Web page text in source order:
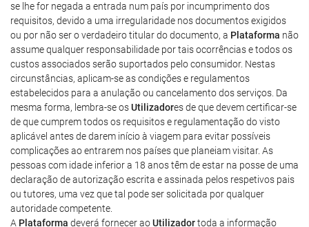
se lhe for negada a entrada num país por incumprimento dos
requisitos, devido a uma irregularidade nos documentos exigidos
ou por não ser o verdadeiro titular do documento, a Plataforma não
assume qualquer responsabilidade por tais ocorrências e todos os
custos associados serão suportados pelo consumidor. Nestas
circunstâncias, aplicam-se as condições e regulamentos
estabelecidos para a anulação ou cancelamento dos serviços. Da
mesma forma, lembra-se osUtilizadores de que devem certificar-se
de que cumprem todos os requisitos e regulamentação do visto
aplicável antes de darem início à viagem para evitar possíveis
complicações ao entrarem nos países que planeiam visitar. As
pessoas com idade inferior a 18 anos têm de estar na posse de uma
declaração de autorização escrita e assinada pelos respetivos pais
ou tutores, uma vez que tal pode ser solicitada por qualquer
autoridade competente.
A Plataforma deverá fornecer aoUtilizadortoda a informação